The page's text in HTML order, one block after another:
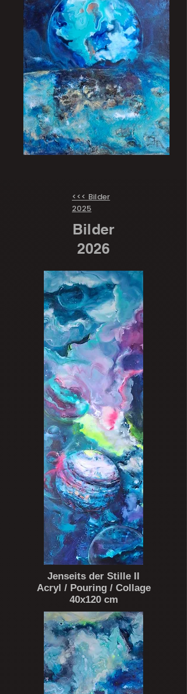
<<< Bilder
2025
Bilder
2026
Jenseits der Stille II
Acryl / Pouring / Collage
40x120 cm